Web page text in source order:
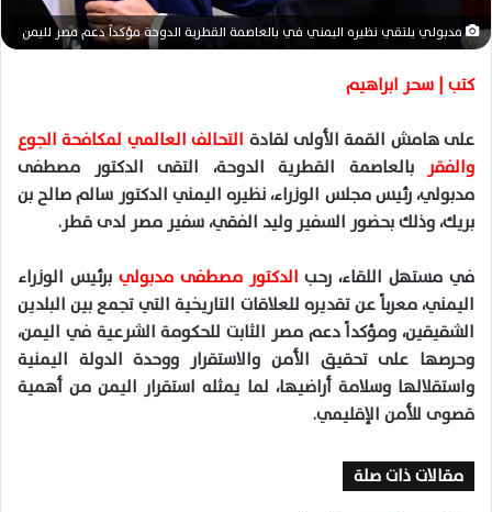
ر
و
ن
ا
مدبولي يلتقي نظيره اليمني في بالعاصمة القطرية الدوحة مؤكداً دعم مصر لليمن
كتب | سحر ابراهيم
على هامش القمة الأولى لقادة التحالف العالمي لمكافحة الجوع
والفقر بالعاصمة القطرية الدوحة، التقى الدكتور مصطفى
مدبولي، رئيس مجلس الوزراء، نظيره اليمني الدكتور سالم صالح بن
بريك، وذلك بحضور السفير وليد الفقي، سفير مصر لدى قطر.
في مستهل اللقاء، رحب الدكتور مصطفى مدبولي برئيس الوزراء
اليمني، معرباً عن تقديره للعلاقات التاريخية التي تجمع بين البلدين
الشقيقين، ومؤكداً دعم مصر الثابت للحكومة الشرعية في اليمن،
وحرصها على تحقيق الأمن والاستقرار ووحدة الدولة اليمنية
واستقلالها وسلامة أراضيها، لما يمثله استقرار اليمن من أهمية
قصوى للأمن الإقليمي.
مقالات ذات صلة